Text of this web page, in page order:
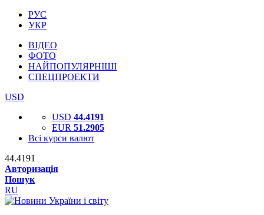
РУС
УКР
ВІДЕО
ФОТО
НАЙПОПУЛЯРНІШІ
СПЕЦПРОЕКТИ
USD
USD 44.4191
EUR 51.2905
Всі курси валют
44.4191
Авторизація
Пошук
RU